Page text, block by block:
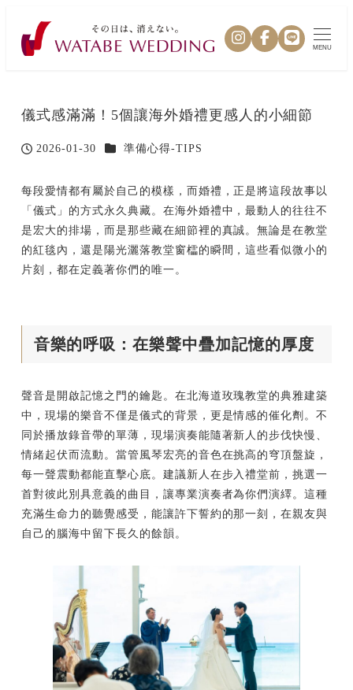
MENU
儀式感滿滿！5個讓海外婚禮更感人的小細節
投稿日
2026-01-30 カテゴリー
準備心得-TIPS
每段愛情都有屬於自己的模樣，而婚禮，正是將這段故事以
「儀式」的方式永久典藏。在海外婚禮中，最動人的往往不
是宏大的排場，而是那些藏在細節裡的真誠。無論是在教堂
的紅毯內，還是陽光灑落教堂窗櫺的瞬間，這些看似微小的
片刻，都在定義著你們的唯一。
音樂的呼吸：在樂聲中疊加記憶的厚度
聲音是開啟記憶之門的鑰匙。在北海道玫瑰教堂的典雅建築
中，現場的樂音不僅是儀式的背景，更是情感的催化劑。不
同於播放錄音帶的單薄，現場演奏能隨著新人的步伐快慢、
情緒起伏而流動。當管風琴宏亮的音色在挑高的穹頂盤旋，
每一聲震動都能直擊心底。建議新人在步入禮堂前，挑選一
首對彼此別具意義的曲目，讓專業演奏者為你們演繹。這種
充滿生命力的聽覺感受，能讓許下誓約的那一刻，在親友與
自己的腦海中留下長久的餘韻。